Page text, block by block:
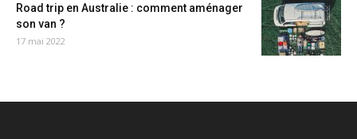
Road trip en Australie : comment aménager
son van ?
17 mai 2022